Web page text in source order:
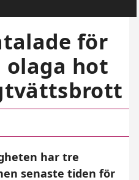
för
olaga hot
har tre
senaste tiden för